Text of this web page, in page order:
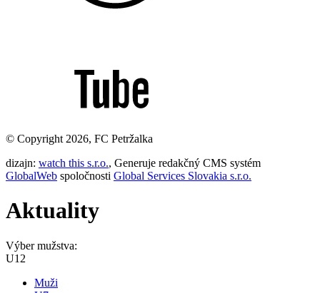
© Copyright 2026, FC Petržalka
dizajn: watch this s.r.o., Generuje redakčný CMS systém
GlobalWeb spoločnosti Global Services Slovakia s.r.o.
Aktuality
Výber mužstva:
U12
Muži